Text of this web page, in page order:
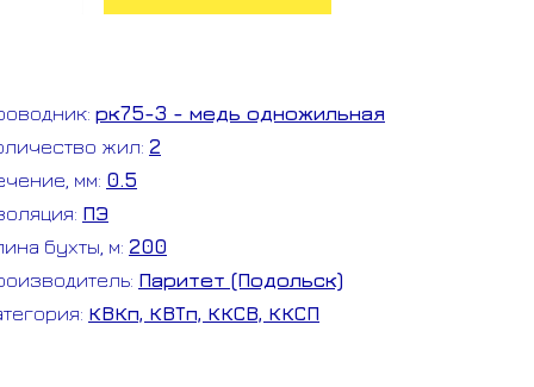
рк75-3 - медь одножильная
жил: 2
мм: 0.5
ПЭ
бухты, м: 200
Паритет (Подольск)
КВКп, КВТп, ККСВ, ККСП